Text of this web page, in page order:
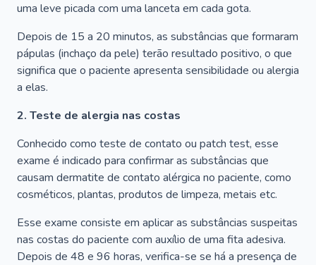
uma leve picada com uma lanceta em cada gota.
Depois de 15 a 20 minutos, as substâncias que formaram
pápulas (inchaço da pele) terão resultado positivo, o que
significa que o paciente apresenta sensibilidade ou alergia
a elas.
2. Teste de alergia nas costas
Conhecido como teste de contato ou patch test, esse
exame é indicado para confirmar as substâncias que
causam dermatite de contato alérgica no paciente, como
cosméticos, plantas, produtos de limpeza, metais etc.
Esse exame consiste em aplicar as substâncias suspeitas
nas costas do paciente com auxílio de uma fita adesiva.
Depois de 48 e 96 horas, verifica-se se há a presença de